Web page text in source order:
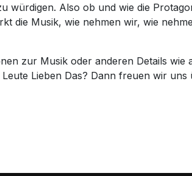
würdigen. Also ob und wie die
die Musik, wie nehmen wir, wie
zur Musik oder anderen Details wie
Lieben Das? Dann freuen wir uns